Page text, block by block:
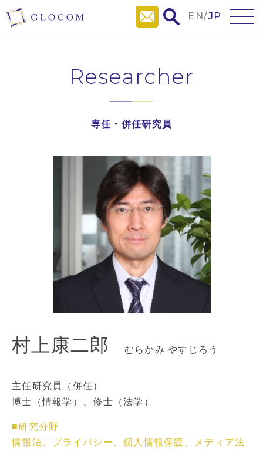
EN/JP
Researcher
専任・併任研究員
村上康二郎 むらかみ やすじろう
主任研究員（併任）
博士（情報学）、修士（法学）
■研究分野
情報法、プライバシー、個人情報保護、メディア法